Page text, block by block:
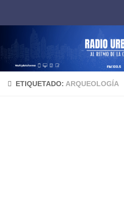
ETIQUETADO: ARQUEOLOGÍA